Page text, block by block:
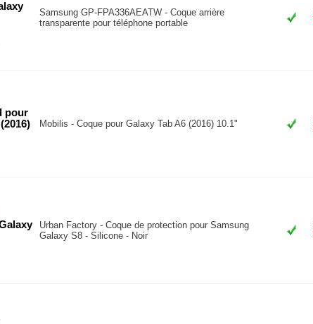
Samsung GP-FPA336AEATW - Coque arrière
transparente pour téléphone portable
pour
Mobilis - Coque pour Galaxy Tab A6 (2016) 10.1"
Urban Factory - Coque de protection pour Samsung
Galaxy S8 - Silicone - Noir